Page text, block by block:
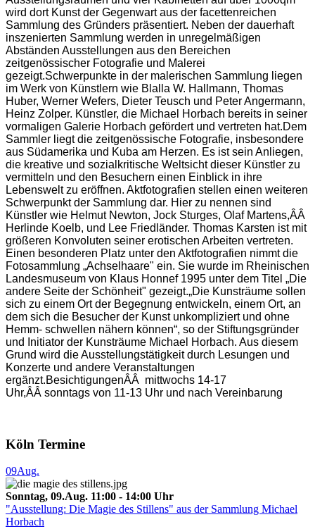
wird dort Kunst der Gegenwart aus der facettenreichen
Sammlung des Gründers präsentiert. Neben der dauerhaft
inszenierten Sammlung werden in unregelmäßigen
Abständen Ausstellungen aus den Bereichen
zeitgenössischer Fotografie und Malerei
gezeigt.Schwerpunkte in der malerischen Sammlung liegen
im Werk von Künstlern wie Blalla W. Hallmann, Thomas
Huber, Werner Wefers, Dieter Teusch und Peter Angermann,
Heinz Zolper. Künstler, die Michael Horbach bereits in seiner
vormaligen Galerie Horbach gefördert und vertreten hat.Dem
Sammler liegt die zeitgenössische Fotografie, insbesondere
aus Südamerika und Kuba am Herzen. Es ist sein Anliegen,
die kreative und sozialkritische Weltsicht dieser Künstler zu
vermitteln und den Besuchern einen Einblick in ihre
Lebenswelt zu eröffnen. Aktfotografien stellen einen weiteren
Schwerpunkt der Sammlung dar. Hier zu nennen sind
Künstler wie Helmut Newton, Jock Sturges, Olaf Martens,ÂÂ
Herlinde Koelb, und Lee Friedländer. Thomas Karsten ist mit
größeren Konvoluten seiner erotischen Arbeiten vertreten.
Einen besonderen Platz unter den Aktfotografien nimmt die
Fotosammlung „Achselhaare" ein. Sie wurde im Rheinischen
Landesmuseum von Klaus Honnef 1995 unter dem Titel „Die
andere Seite der Schönheit" gezeigt.„Die Kunsträume sollen
sich zu einem Ort der Begegnung entwickeln, einem Ort, an
dem sich die Besucher der Kunst unkompliziert und ohne
Hemm- schwellen nähern können“, so der Stiftungsgründer
und Initiator der Kunsträume Michael Horbach. Aus diesem
Grund wird die Ausstellungstätigkeit durch Lesungen und
Konzerte und andere Veranstaltungen
ergänzt.BesichtigungenÂÂ mittwochs 14-17
Uhr,ÂÂ sonntags von 11-13 Uhr und nach Vereinbarung
Köln Termine
09Aug.
Sonntag, 09.Aug. 11:00 - 14:00 Uhr
"Ausstellung: Die Magie des Stillens" aus der Sammlung Michael
Horbach